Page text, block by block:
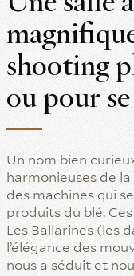
shooting
ou pour se
Un nom bien
harmonieuses de
des machines qui
produits du blé.
Les Ballarines (les
l’élégance des
nous a séduit et